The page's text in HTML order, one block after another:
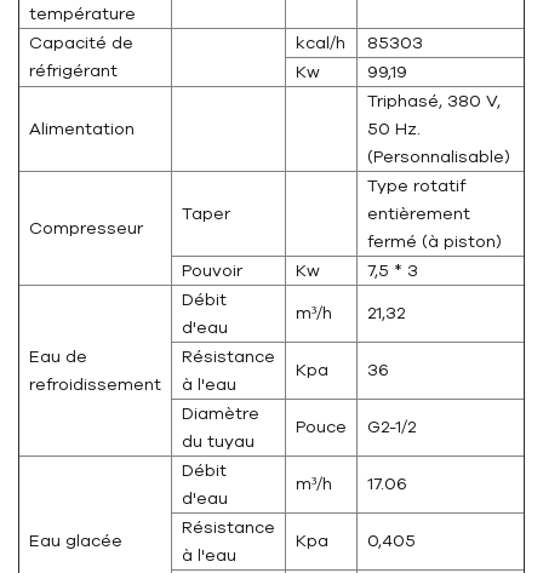
température
Capacité de
réfrigérant
kcal/h
85303
Kw
99,19
Alimentation
Triphasé, 380 V,
50 Hz.
(Personnalisable)
Compresseur
Taper
Type rotatif
entièrement
fermé (à piston)
Pouvoir
Kw 7,5 * 3
Eau de
refroidissement
Débit
d'eau
m³/h 21,32
Résistance
à l'eau
Kpa 36
Diamètre
du tuyau
Pouce G2-1/2
Eau glacée
Débit
d'eau
m³/h 17.06
Résistance
à l'eau
Kpa 0,405